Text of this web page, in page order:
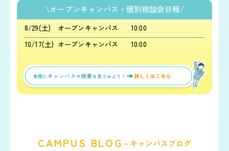
\オープンキャンパス・個別相談会日程/
8/29(土) オープンキャンパス
10:00
10/17(土) オープンキャンパス 10:00
CAMPUS BLOG －キャンパスブログ